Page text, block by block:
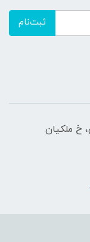
ثبت‌نام
خ ملکیان